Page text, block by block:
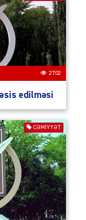
2702
edilməsi
CƏMIYYƏT